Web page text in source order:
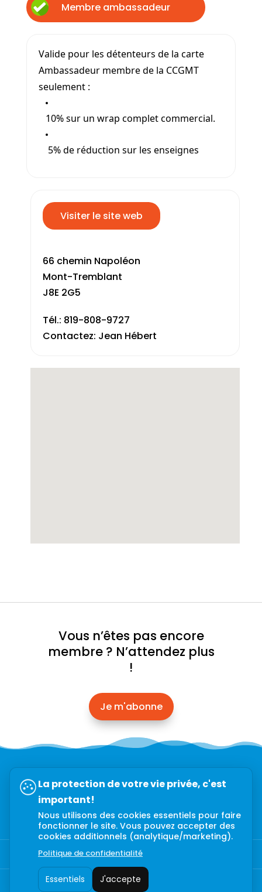
Membre ambassadeur
Valide pour les détenteurs de la carte
Ambassadeur membre de la CCGMT
seulement :
10% sur un wrap complet commercial.
5% de réduction sur les enseignes
Visiter le site web
66 chemin Napoléon
Mont-Tremblant
J8E 2G5
Tél.: 819-808-9727
Contactez: Jean Hébert
Vous n’êtes pas encore
membre ? N’attendez plus
!
Je m'abonne
Abonnez-vous à l’infolettre →
Politique de confidentialité
Copyright © 2022-2023 – CCGMT – Tous droits réservés
La protection de votre vie privée, c'est
important!
Nous utilisons des cookies essentiels pour faire
fonctionner le site. Vous pouvez accepter des
cookies additionnels (analytique/marketing).
Politique de confidentialité
Essentiels J'accepte